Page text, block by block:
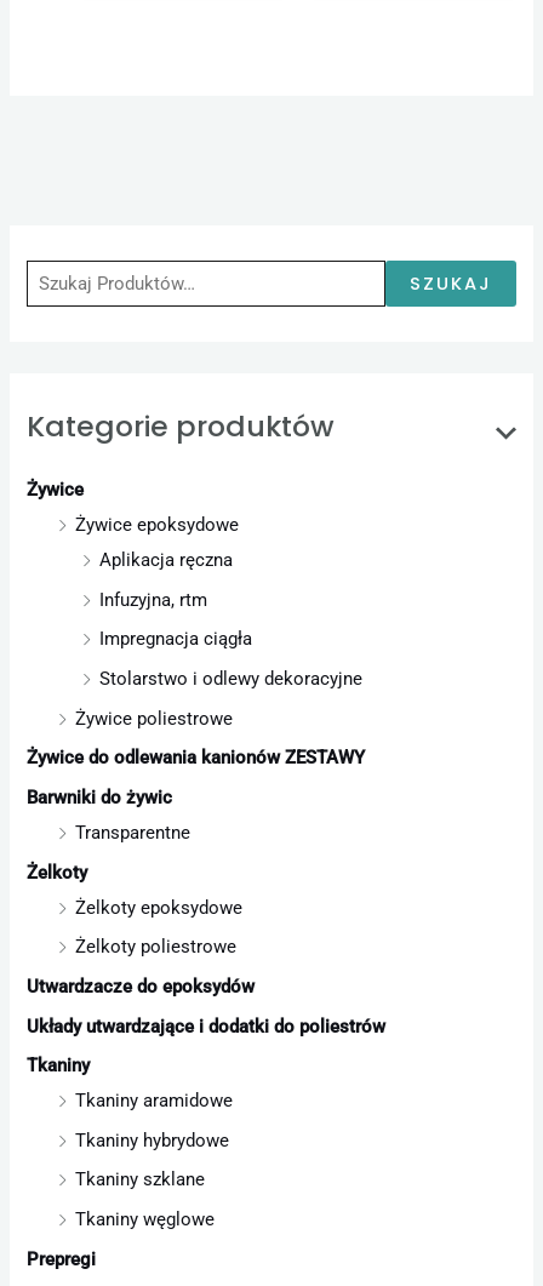
:
SZUKAJ
Kategorie produktów
Żywice
Żywice epoksydowe
Aplikacja ręczna
Infuzyjna, rtm
Impregnacja ciągła
Stolarstwo i odlewy dekoracyjne
Żywice poliestrowe
Żywice do odlewania kanionów ZESTAWY
Barwniki do żywic
Transparentne
Żelkoty
Żelkoty epoksydowe
Żelkoty poliestrowe
Utwardzacze do epoksydów
Układy utwardzające i dodatki do poliestrów
Tkaniny
Tkaniny aramidowe
Tkaniny hybrydowe
Tkaniny szklane
Tkaniny węglowe
Prepregi